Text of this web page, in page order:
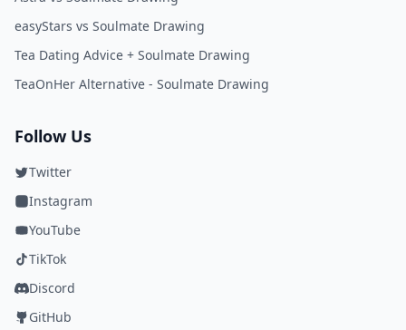
easyStars vs Soulmate Drawing
Tea Dating Advice + Soulmate Drawing
TeaOnHer Alternative - Soulmate Drawing
Follow Us
Twitter
Instagram
YouTube
TikTok
Discord
GitHub